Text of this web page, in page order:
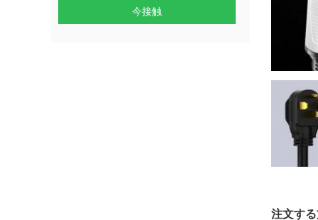
今接触
注文す